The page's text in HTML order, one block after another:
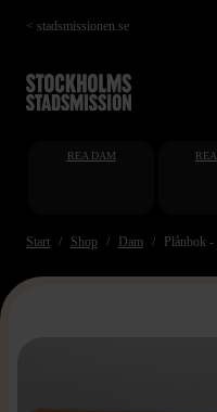
Hoppa
till
< stadsmissionen.se
REA DAM
Start Shop Dam Plånbok